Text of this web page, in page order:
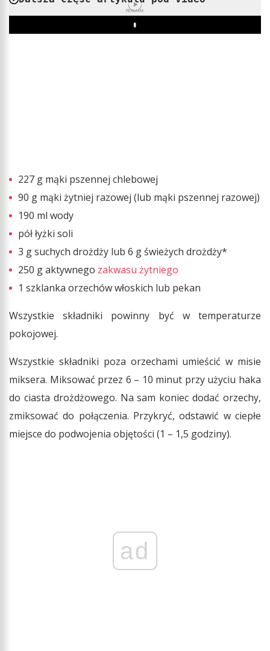
REKLAMA
Play
227 g mąki pszennej chlebowej
90 g mąki żytniej razowej (lub mąki pszennej razowej)
190 ml wody
pół łyżki soli
3 g suchych drożdży lub 6 g świeżych drożdży*
250 g aktywnego zakwasu żytniego
1 szklanka orzechów włoskich lub pekan
Wszystkie składniki powinny być w temperaturze
pokojowej.
Wszystkie składniki poza orzechami umieścić w misie
miksera. Miksować przez 6 – 10 minut przy użyciu haka
do ciasta drożdżowego. Na sam koniec dodać orzechy,
zmiksować do połączenia. Przykryć, odstawić w ciepłe
miejsce do podwojenia objętości (1 – 1,5 godziny).
ad